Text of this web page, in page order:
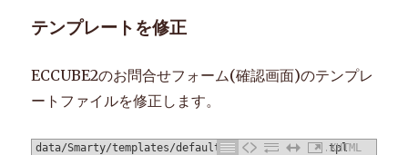
テンプレートを修正
ECCUBE2のお問合せフォーム(確認画面)のテンプレ
ートファイルを修正します。
data/Smarty/templates/default/contact/confirm.tpl
XHTML